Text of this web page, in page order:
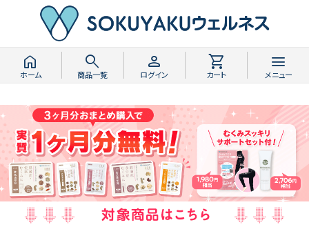
home
ホーム
search
商品一覧
person
ログイン
shopping_cart
カート
menu
メニュー